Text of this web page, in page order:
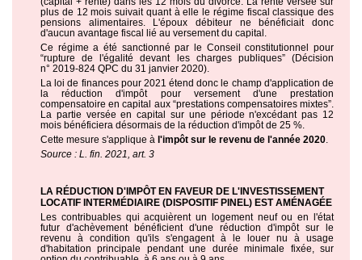
plus de 12 mois suivait quant à elle le régime fiscal classique des
pensions alimentaires. L'époux débiteur ne bénéficiait donc
d'aucun avantage fiscal lié au versement du capital.
Ce régime a été sanctionné par le Conseil constitutionnel pour
“rupture de l'égalité devant les charges publiques” (Décision
n° 2019-824 QPC du 31 janvier 2020).
La loi de finances pour 2021 étend donc le champ d'application de
la réduction d'impôt pour versement d'une prestation
compensatoire en capital aux “prestations compensatoires mixtes”.
La partie versée en capital sur une période n'excédant pas 12
mois bénéficiera désormais de la réduction d'impôt de 25 %.
Cette mesure s'applique à l'impôt sur le revenu de l'année 2020.
Source : L. fin. 2021, art. 3
LA RÉDUCTION D'IMPÔT EN FAVEUR DE L'INVESTISSEMENT
LOCATIF INTERMÉDIAIRE (DISPOSITIF PINEL) EST AMÉNAGÉE
Les contribuables qui acquièrent un logement neuf ou en l'état
futur d'achèvement bénéficient d'une réduction d'impôt sur le
revenu à condition qu'ils s'engagent à le louer nu à usage
d'habitation principale pendant une durée minimale fixée, sur